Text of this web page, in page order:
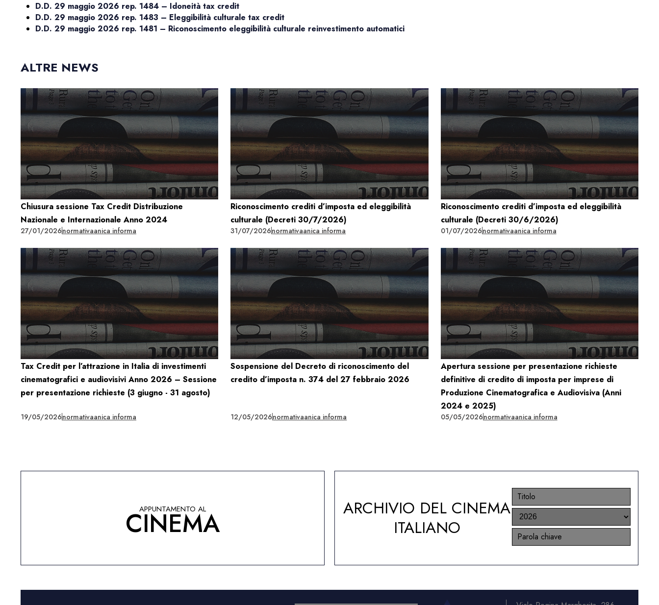
D.D. 29 maggio 2026 rep. 1484 – Idoneità tax credit
D.D. 29 maggio 2026 rep. 1483 – Eleggibilità culturale tax credit
D.D. 29 maggio 2026 rep. 1481 – Riconoscimento eleggibilità culturale reinvestimento automatici
ALTRE NEWS
Chiusura sessione Tax Credit Distribuzione
Nazionale e Internazionale Anno 2024
27/01/2026normativaanica informa
Riconoscimento crediti d’imposta ed eleggibilità
culturale (Decreti 30/7/2026)
31/07/2026normativaanica informa
Riconoscimento crediti d’imposta ed eleggibilità
culturale (Decreti 30/6/2026)
01/07/2026normativaanica informa
Tax Credit per l’attrazione in Italia di investimenti
cinematografici e audiovisivi Anno 2026 – Sessione
per presentazione richieste (3 giugno - 31 agosto)
19/05/2026normativaanica informa
Sospensione del Decreto di riconoscimento del
credito d’imposta n. 374 del 27 febbraio 2026
12/05/2026normativaanica informa
Apertura sessione per presentazione richieste
definitive di credito di imposta per imprese di
Produzione Cinematografica e Audiovisiva (Anni
2024 e 2025)
05/05/2026normativaanica informa
APPUNTAMENTO AL
CINEMA
ARCHIVIO DEL CINEMA
ITALIANO